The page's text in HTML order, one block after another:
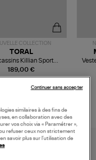
COLLECTION
189,00 €
TORAL
Killian Sport
Mousse
similaires à des fins de
en collaboration avec des
vos choix via « Paramétrer »,
refuser ceux non strictement
savoir plus sur l’utilisation de
Continuer sans accepter